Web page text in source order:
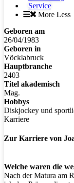
Service
More Less
Geboren am
26/04/1983
Geboren in
Vöcklabruck
Hauptbranche
2403
Titel akademisch
Mag.
Hobbys
Diskjockey und
Karriere
Zur Karriere von
Welche waren die
Nach der Matura am